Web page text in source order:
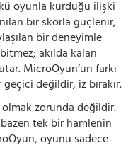
oyunla kurduğu ilişki
bir skorla güçlenir,
bir deneyimle
akılda kalan
MicroOyun’un farkı
geçici değildir, iz bırakır.
zorunda değildir.
tek bir hamlenin
oyunu sadece